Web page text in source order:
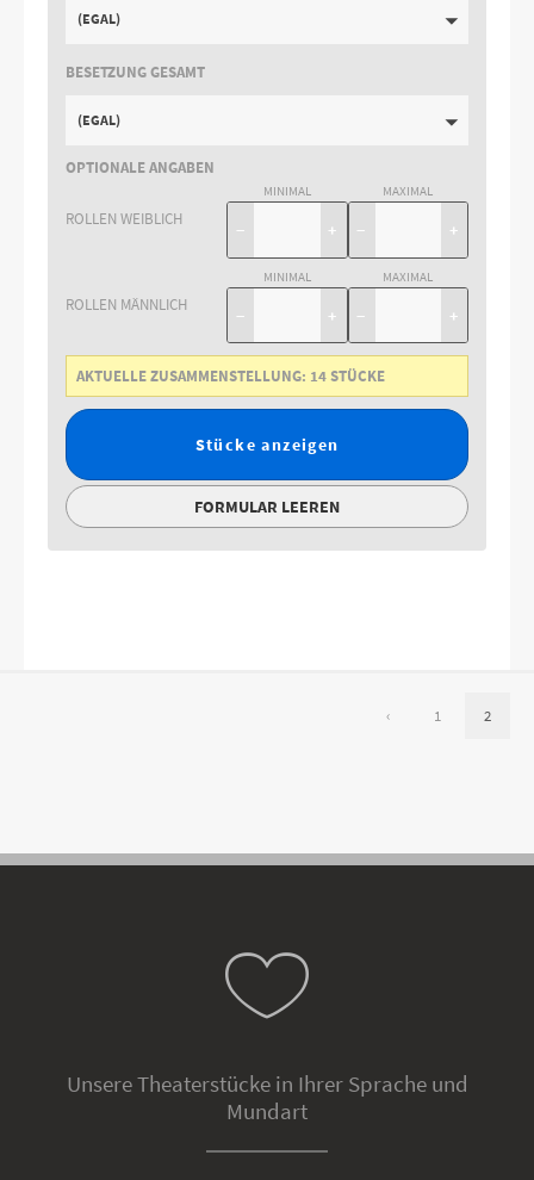
(EGAL)
BESETZUNG GESAMT
(EGAL)
OPTIONALE ANGABEN
ROLLEN WEIBLICH
MINIMAL
− +
MAXIMAL
− +
ROLLEN MÄNNLICH
MINIMAL
− +
MAXIMAL
− +
AKTUELLE ZUSAMMENSTELLUNG: 14STÜCKE
Stücke anzeigen
FORMULAR LEEREN
‹ 1 2
Unsere Theaterstücke in Ihrer Sprache und
Mundart